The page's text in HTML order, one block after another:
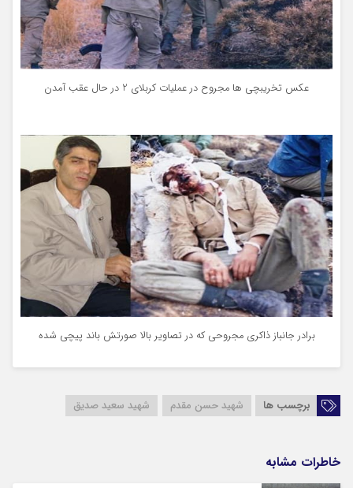
عکس تخریبچی ها مجروح در عملیات کربلای 2 در حال عقب آمدن
برادر جانباز ذاکری مجروحی که در تصاویر بالا صورتش باند پیچی شده
برچسب ها شهید حسن مقدم شهید سعید صدیق
خاطرات مشابه